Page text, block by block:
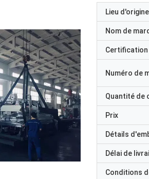
Lieu d'origine
Nom de
Certification
Numéro de
Quantité de
Prix
Détails
Délai de
Conditions